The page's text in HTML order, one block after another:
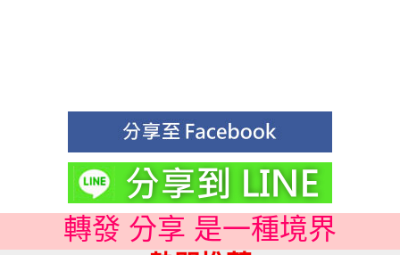
轉發 分享 是一種境界